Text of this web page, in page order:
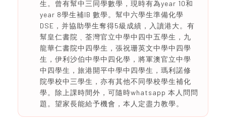
生。曾有幫中三同學數學，現時有為year 10和
year 8學生補IB 數學。幫中六學生準備化學
DSE，并協助學生奪得5級成績，入讀港大。有
幫皇仁書院﹑荃灣官立中學中四中五學生，九
龍華仁書院中四學生，張祝珊英文中學中四學
生，伊利沙伯中學中四化學，將軍澳官立中學
中四學生，旅港開平中學中四學生，瑪利諾修
院學校中三學生，亦有其他不同學校學生補化
學。除上課時間外，可隨時whatsapp 本人問問
題。望家長能給予機會，本人定盡力教學。